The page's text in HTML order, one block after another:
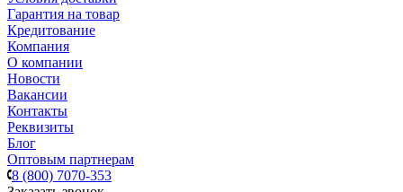
Гарантия на товар
Кредитование
Компания
О компании
Новости
Вакансии
Контакты
Реквизиты
Блог
Оптовым партнерам
8 (800) 7070-353